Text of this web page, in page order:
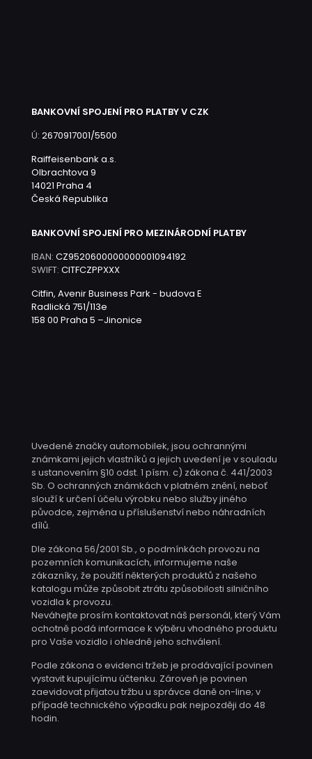
BANKOVNÍ SPOJENÍ PRO PLATBY V CZK
Ú: 2670917001/5500
Raiffeisenbank a.s.
Olbrachtova 9
14021 Praha 4
Česká Republika
BANKOVNÍ SPOJENÍ PRO MEZINÁRODNÍ PLATBY
IBAN: CZ9520600000000001094192
SWIFT: CITFCZPPXXX
Citfin, Avenir Business Park - budova E
Radlická 751/113e
158 00 Praha 5 –Jinonice
Uvedené značky automobilek, jsou ochrannými
známkami jejich vlastníků a jejich uvedení je v souladu
s ustanovením §10 odst. 1 písm. c) zákona č. 441/2003
Sb. O ochranných známkách v platném znění, neboť
slouží k určení účelu výrobku nebo služby jiného
původce, zejména u příslušenství nebo náhradních
dílů.
Dle zákona 56/2001 Sb., o podmínkách provozu na
pozemních komunikacích, informujeme naše
zákazníky, že použití některých produktů z našeho
katalogu může způsobit ztrátu způsobilosti silničního
vozidla k provozu.
Neváhejte prosím kontaktovat náš personál, který Vám
ochotně podá informace k výběru vhodného produktu
pro Vaše vozidlo i ohledně jeho schválení.
Podle zákona o evidenci tržeb je prodávající povinen
vystavit kupujícímu účtenku. Zároveň je povinen
zaevidovat přijatou tržbu u správce daně on-line; v
případě technického výpadku pak nejpozději do 48
hodin.